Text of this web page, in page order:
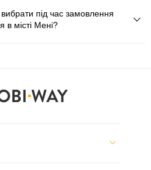
під час замовлення
в місті Мені?